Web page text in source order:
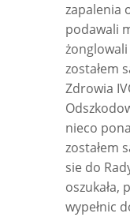
zapalenia
podawali
zostałem
Zdrowia
nieco
zostałem
sie do
oszukała,
wypełnic